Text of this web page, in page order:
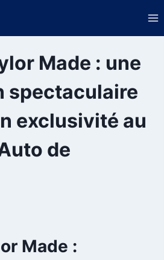
Made : une
spectaculaire
exclusivité au
de
Made :